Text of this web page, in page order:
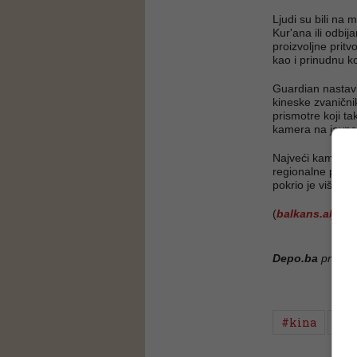
Ljudi su bili na
Kur'ana ili
proizvoljne
kao i prinudnu
Guardian
kineske
prismotre koji
kamera na
Najveći kamp
regionalne
pokrio je više
(
Depo.ba pratite
#kina